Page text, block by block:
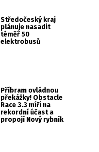
Středočeský kraj
plánuje nasadit
téměř 50
elektrobusů
Příbram ovládnou
překážky! Obstacle
Race 3.3 míří na
rekordní účast a
propojí Nový rybník